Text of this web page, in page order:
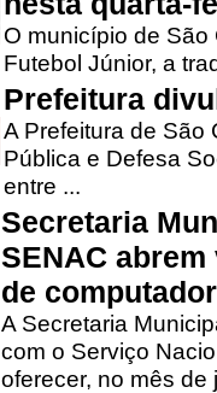
O município de
Futebol Júnior, a
Prefeitura
A Prefeitura de São
Pública e Defesa
entre ...
Secretaria
SENAC
de
A Secretaria
com o Serviço
oferecer, no mês de